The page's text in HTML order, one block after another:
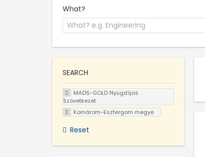
What?
SEARCH
MADS-GOLD Nyugdíjas
Szövetkezet
Komárom-Esztergom megye
Reset